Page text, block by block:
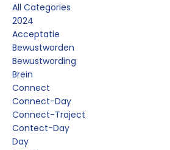
All Categories
2024
Acceptatie
Bewustworden
Bewustwording
Brein
Connect
Connect-Day
Connect-Traject
Contect-Day
Day